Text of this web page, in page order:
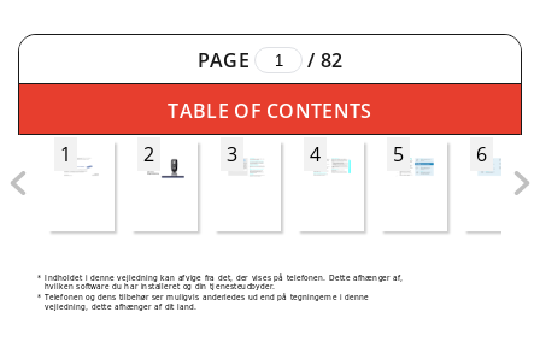
PAGE / 82
TABLE OF CONTENTS
1
2 3 4 5 6
* Indholdet i denne vejledning kan afvige fra det, der vises på telefonen. Dette afhænger af,
hvilken software du har installeret og din tjenesteudbyder.
* Telefonen og dens tilbehør ser muligvis anderledes ud end på tegningerne i denne
vejledning, dette afhænger af dit land.